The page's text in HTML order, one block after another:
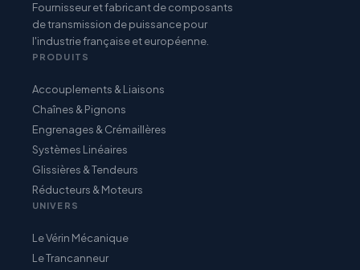
Fournisseur et fabricant de composants
de transmission de puissance pour
l'industrie française et européenne.
PRODUITS
Accouplements & Liaisons
Chaînes & Pignons
Engrenages & Crémaillères
Systèmes Linéaires
Glissières & Tendeurs
Réducteurs & Moteurs
UNIVERS
Le Vérin Mécanique
Le Trancanneur